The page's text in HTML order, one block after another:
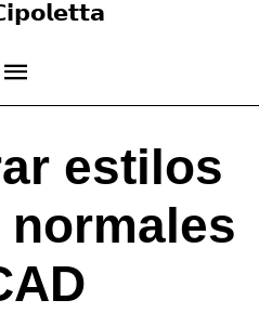
Menú
estilos